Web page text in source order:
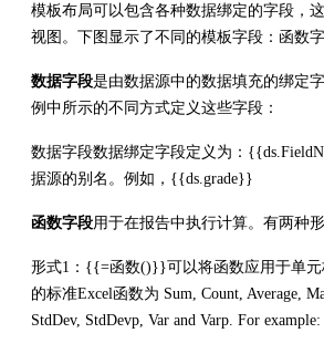
模板布局可以包含各种数据绑定的字段，
视图。下图显示了不同的模板字段：函数字
数据字段是由数据源中的数据填充的绑定
例中所示的不同方式定义这些字段：
数据字段数据绑定字段定义为：
据源的别名。例如，{{ds.grade}}
函数字段用于在报告中执行计算。有两种
形式1：{{=函数()}}可以将函数应用于单
的标准Excel函数为 Sum, Count, Average,
StdDev, StdDevp, Var and Varp. For example: